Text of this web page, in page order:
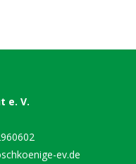
e. V.
ev.de